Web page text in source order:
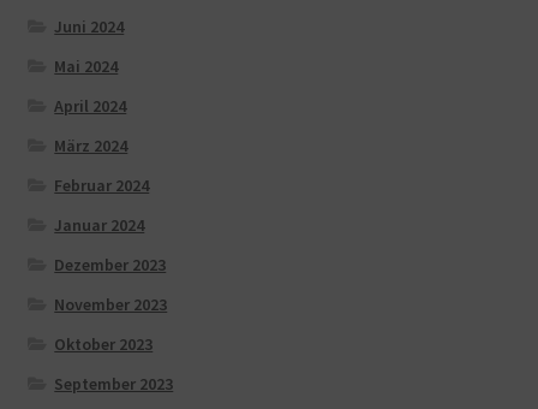
Juni 2024
Mai 2024
April 2024
März 2024
Februar 2024
Januar 2024
Dezember 2023
November 2023
Oktober 2023
September 2023